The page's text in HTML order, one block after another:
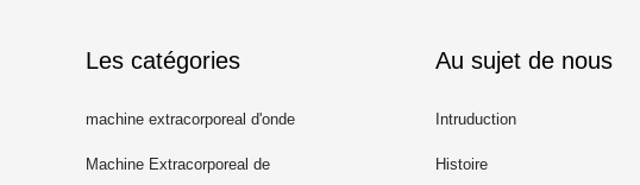
Les catégories
machine extracorporeal d'onde
choc
Machine Extracorporeal de
Au sujet de nous
Intruduction
Histoire